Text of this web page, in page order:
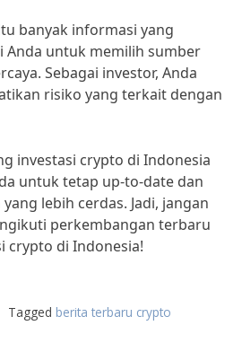
banyak informasi yang
Anda untuk memilih sumber
Sebagai investor, Anda
risiko yang terkait dengan
investasi crypto di Indonesia
untuk tetap up-to-date dan
lebih cerdas. Jadi, jangan
perkembangan terbaru
crypto di Indonesia!
Tagged berita terbaru crypto